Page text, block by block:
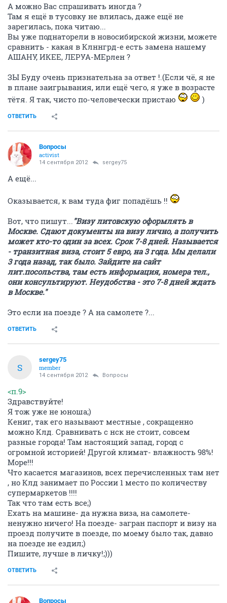
А можно Вас спрашивать иногда ?
Там я ещё в тусовку не влилась, даже ещё не
зарегилась, пока читаю...
Вы уже поднаторели в новосибирской жизни, можете
сравнить - какая в Клннгрд-е есть замена нашему
АШАНУ, ИКЕЕ, ЛЕРУА-МЕрлен ?
ЗЫ Буду очень признательна за ответ !.(Если чё, я не
в плане заигрывания, или ещё чего, я уже в возрасте
тётя. Я так, чисто по-человечески пристаю
)
ОТВЕТИТЬ
Вопросы
activist
14 сентября 2012 sergey75
А ещё...
Оказывается, к вам туда фиг попадёшь !!
Вот, что пишут... "Визу литовскую оформлять в
Москве. Сдают документы на визу лично, а получить
может кто-то один за всех. Срок 7-8 дней. Называется
- транзитная виза, стоит 5 евро, на 3 года. Мы делали
3 года назад, так было. Зайдите на сайт
лит.посольства, там есть информация, номера тел.,
они консультируют. Неудобства - это 7-8 дней ждать
в Москве."
Это если на поезде ? А на самолете ?...
ОТВЕТИТЬ
S
sergey75
member
14 сентября 2012 Вопросы
<п.9>
Здравствуйте!
Я тож уже не юноша;)
Кениг, так его называют местные , сокращенно
можно Клд. Сравнивать с нск не стоит, совсем
разные города! Там настоящий запад, город с
огромной историей! Другой климат- влажность 98%!
Море!!!
Что касается магазинов, всех перечисленных там нет
, но Клд занимает по России 1 место по количеству
супермаркетов !!!!
Так что там есть все;)
Ехать на машине- да нужна виза, на самолете-
ненужно ничего! На поезде- загран паспорт и визу на
проезд получите в поезде, по моему было так, давно
на поезде не ездил;)
Пишите, лучше в личку!;)))
ОТВЕТИТЬ
Вопросы